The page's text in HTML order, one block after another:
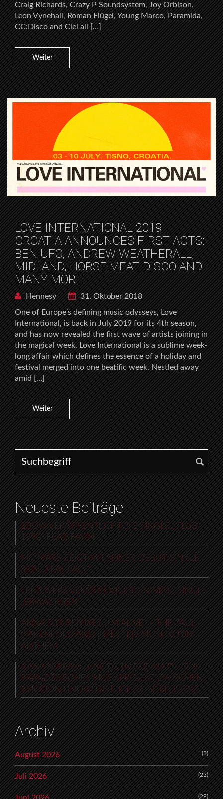
Craig Richards, Crazy P Soundsystem, Joy Orbison,
Leon Vynehall, Roman Flügel, Young Marco, Paramida,
CC:Disco and Ciel all […]
Weiter
LOVE INTERNATIONAL 2019
CROATIA ANNOUNCES FIRST ACTS:
BEN UFO, ANDREW WEATHERALL,
MIDLAND, HORSE MEAT DISCO AND
MANY MORE
Hennesy
31. Oktober 2018
One of Europe’s defining music odysseys, Love
International, is back in July 2019 for its 4th season,
and has now revealed the first wave of artists joining in
the magical week. Love International is a sublime week-
long affair which defines the essence of a holiday and
festival merged into one beatific week. Nestled away
amid […]
Weiter
Search for:
Neueste Beiträge
EBOW VERÖFFENTLICHT DIE SINGLE „CLUB
1990“ FEAT. FAYIM
MC MARS ZEIGT MIT SEINER DEBUT-SINGLE
SEIN „REAL FACE“
LEFTOVERS VERÖFFENTLICHEN NEUE SINGLE
„ERWACHSEN“
ANNA TUR REMIXES „I’M ALIVE“ – THE PAUL
OAKENFOLD AND INFECTED MUSHROOM
ANTHEM
ILAN MOREAU: „UNE DERNIÈRE NUIT“ – EIN
FRANZÖSISCHES MUSIKPROJEKT ZWISCHEN
EMOTION UND KÜNSTLICHER INTELLIGENZ
Archiv
August 2026 (3)
Juli 2026 (23)
Juni 2026 (29)